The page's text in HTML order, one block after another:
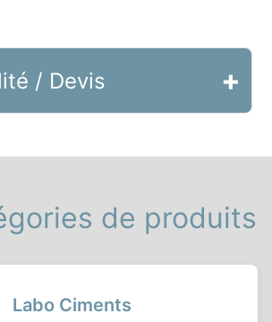
/ Devis +
de produits
Labo Ciments